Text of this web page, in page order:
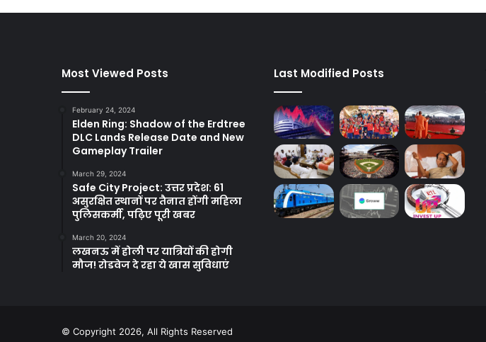
Most Viewed Posts
February 24, 2024
Elden Ring: Shadow of the Erdtree
DLC Lands Release Date and New
Gameplay Trailer
March 29, 2024
Safe City Project: उत्तर प्रदेश: 61
असुरक्षित स्थानों पर तैनात होंगी महिला
पुलिसकर्मी, पढ़िए पूरी खबर
March 20, 2024
लखनऊ में होली पर यात्रियों की होगी
मौज! रोडवेज दे रहा ये खास सुविधाएं
Last Modified Posts
© Copyright 2026, All Rights Reserved